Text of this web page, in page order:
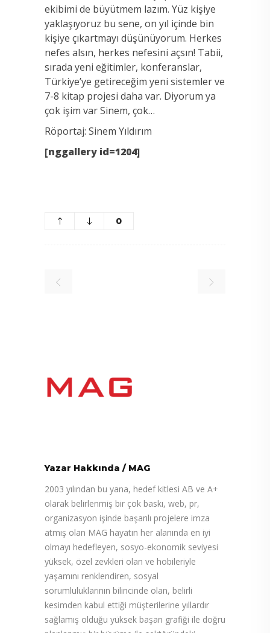
ekibimi de büyütmem lazım. Yüz kişiye
yaklaşıyoruz bu sene, on yıl içinde bin
kişiye çıkartmayı düşünüyorum. Herkes
nefes alsın, herkes nefesini açsın! Tabii,
sırada yeni eğitimler, konferanslar,
Türkiye’ye getireceğim yeni sistemler ve
7-8 kitap projesi daha var. Diyorum ya
çok işim var Sinem, çok…
Röportaj: Sinem Yıldırım
[nggallery id=1204]
0
Yazar Hakkında / MAG
2003 yılından bu yana, hedef kitlesi AB ve A+
olarak belirlenmiş bir çok baskı, web, pr,
organizasyon işinde başarılı projelere imza
atmış olan MAG hayatın her alanında en iyi
olmayı hedefleyen, sosyo-ekonomik seviyesi
yüksek, özel zevkleri olan ve hobileriyle
yaşamını renklendiren, sosyal
sorumluluklarının bilincinde olan, belirli
kesimden kabul ettiği müşterilerine yıllardır
sağlamış olduğu yüksek başarı grafiği ile doğru